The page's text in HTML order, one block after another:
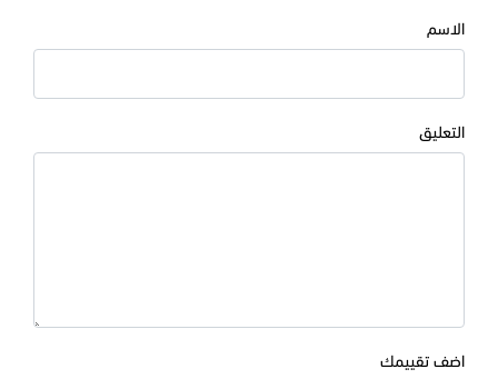
الاسم
التعليق
اضف تقييمك